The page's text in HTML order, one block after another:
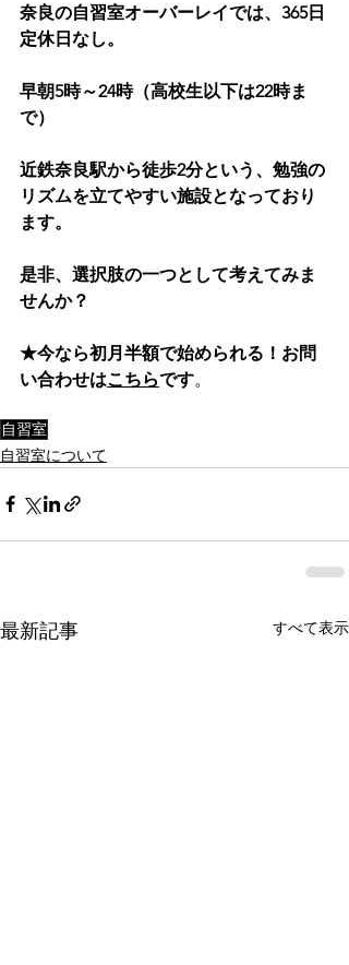
奈良の自習室オーバーレイでは、365日
定休日なし。
早朝5時～24時（高校生以下は22時ま
で）
近鉄奈良駅から徒歩2分という、勉強の
リズムを立てやすい施設となっており
ます。
是非、選択肢の一つとして考えてみま
せんか？
★今なら初月半額で始められる！お問
い合わせはこちらです。
自習室
自習室について
最新記事 すべて表示